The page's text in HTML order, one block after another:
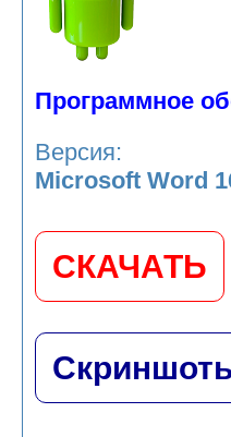
Программное
Версия:
Microsoft Word
СКАЧАТЬ